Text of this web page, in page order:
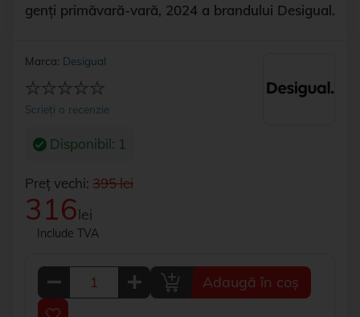
genți primăvară-vară, 2024 a brandului Desigual.
Marca: Desigual
Scrieți o recenzie
Disponibil: 1
Preț vechi: 395 lei
316lei
Include TVA
Adaugă în coș